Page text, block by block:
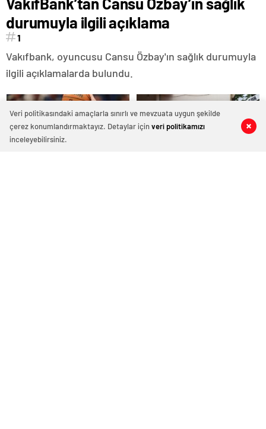
0 0
durumuyla ilgili açıklama
1
Vakıfbank, oyuncusu Cansu Özbay'ın sağlık durumuyla
ilgili açıklamalarda bulundu.
0 0
Veri politikasındaki amaçlarla sınırlı ve mevzuata uygun şekilde
çerez konumlandırmaktayız. Detaylar içinveri politikamızı
inceleyebilirsiniz.